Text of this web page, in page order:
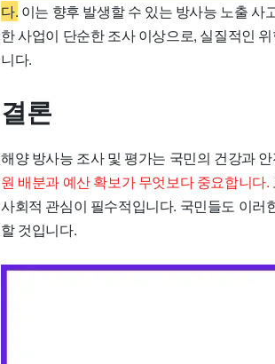
다. 이는 향후 발생할 수 있는 방사능 노출 사
한 사업이 단순한 조사 이상으로, 실질적인
니다.
결론
해양 방사능 조사 및 평가는 국민의 건강과
원 배분과 예산 확보가 무엇보다 중요합니다.
사회적 관심이 필수적입니다. 국민들도 이
할 것입니다.